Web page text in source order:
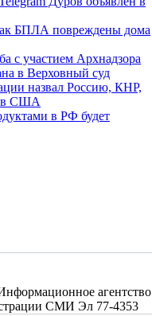
БПЛА повреждены дома
с участием Архнадзора
в Верховный суд
назвал Россию, КНР,
в США
в РФ будет
агентство
СМИ Эл 77-4353